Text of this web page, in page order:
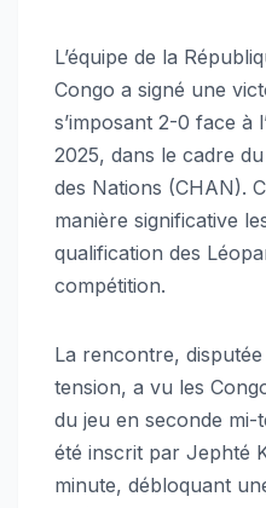
L’équipe de la
Congo a signé une
s’imposant 2-0 face à
2025, dans le cadre
des Nations (CHAN).
manière significative
qualification des
compétition.
La rencontre,
tension, a vu les
du jeu en seconde
été inscrit par Jephté
minute, débloquant